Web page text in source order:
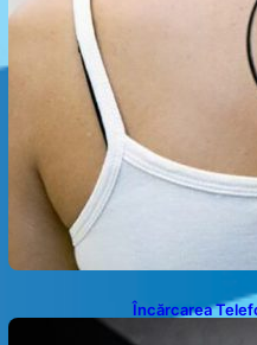
Încărcarea